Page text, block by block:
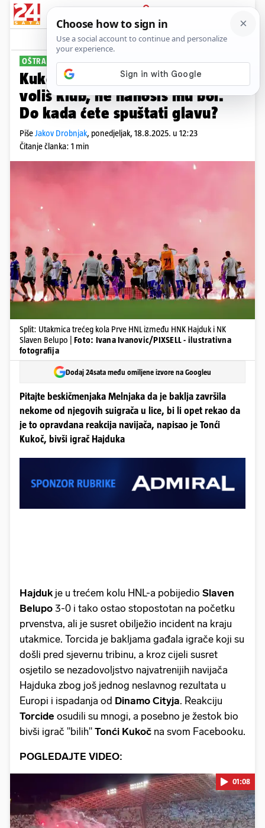
PRIJAVA
Sport Komentari
OŠTRA REAKCIJA
Kukoč o ispadu Torcide: Ako
voliš klub, ne nanosiš mu bol.
Do kada ćete spuštati glavu?
PišeJakov Drobnjak, ponedjeljak, 18.8.2025. u 12:23
Čitanje članka: 1 min
Split: Utakmica trećeg kola Prve HNL između HNK Hajduk i NK
Slaven Belupo | Foto: Ivana Ivanovic/PIXSELL - ilustrativna
fotografija
Dodaj 24sata među omiljene izvore na Googleu
Pitajte beskičmenjaka Melnjaka da je baklja završila
nekome od njegovih suigrača u lice, bi li opet rekao da
je to opravdana reakcija navijača, napisao je Tonći
Kukoč, bivši igrač Hajduka
Hajduk je u trećem kolu HNL-a pobijedio Slaven
Belupo 3-0 i tako ostao stopostotan na početku
prvenstva, ali je susret obilježio incident na kraju
utakmice. Torcida je bakljama gađala igrače koji su
došli pred sjevernu tribinu, a kroz cijeli susret
osjetilo se nezadovoljstvo najvatrenijih navijača
Hajduka zbog još jednog neslavnog rezultata u
Europi i ispadanja od Dinamo Cityja. Reakciju
Torcide osudili su mnogi, a posebno je žestok bio
bivši igrač "bilih" Tonći Kukoč na svom Facebooku.
POGLEDAJTE VIDEO:
01:08